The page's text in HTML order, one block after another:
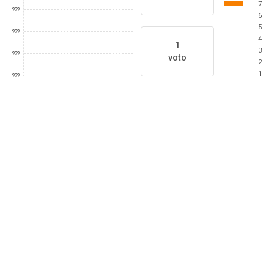
???
???
???
???
1
voto
7
6
5
4
3
2
1